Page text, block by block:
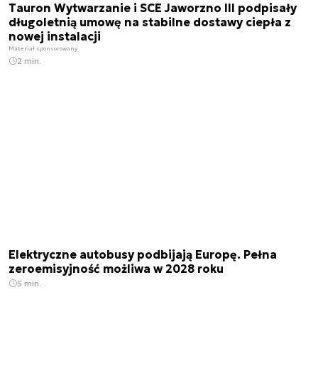
Tauron Wytwarzanie i SCE Jaworzno III podpisały
długoletnią umowę na stabilne dostawy ciepła z
nowej instalacji
Materiał sponsorowany
2 min.
Elektryczne autobusy podbijają Europę. Pełna
zeroemisyjność możliwa w 2028 roku
5 min.